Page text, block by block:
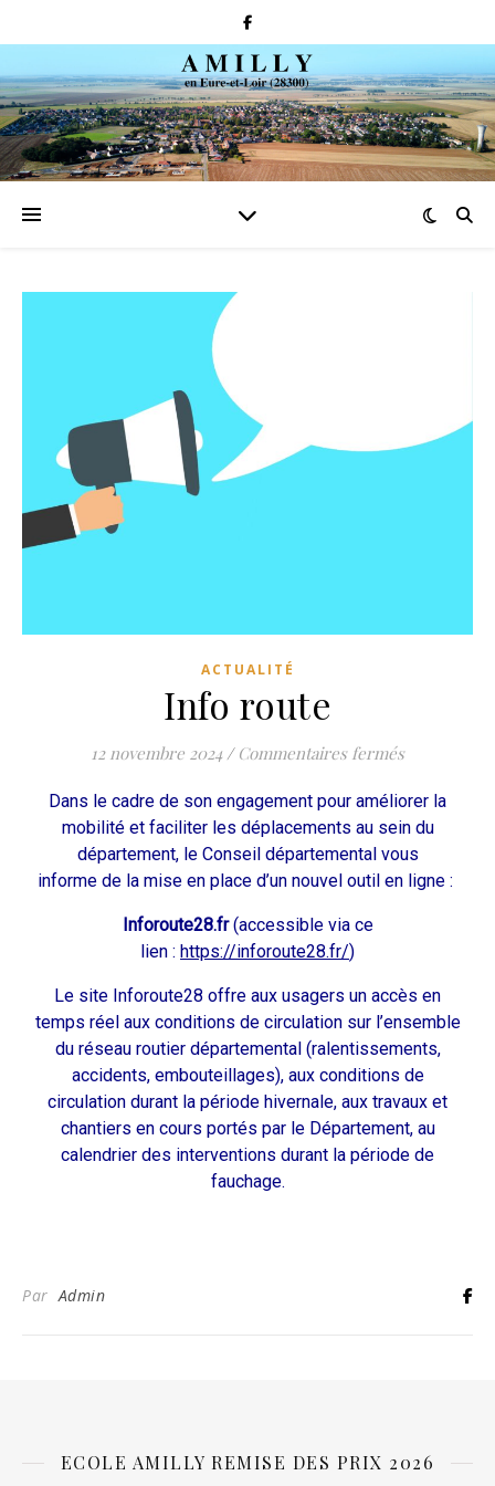
ACTUALITÉ
Info route
12 novembre 2024 / Commentaires ferméssur Info
Dans le cadre de son engagement pour améliorer la
mobilité et faciliter les déplacements au sein du
département, le Conseil départemental vous
informe de la mise en place d’un nouvel outil en ligne :
Inforoute28.fr(accessible via ce
lien : https://inforoute28.fr/)
Le site Inforoute28 offre aux usagers un accès en
temps réel aux conditions de circulation sur l’ensemble
du réseau routier départemental (ralentissements,
accidents, embouteillages), aux conditions de
circulation durant la période hivernale, aux travaux et
chantiers en cours portés par le Département, au
calendrier des interventions durant la période de
fauchage.
ParAdmin
ECOLE AMILLY REMISE DES PRIX 2026